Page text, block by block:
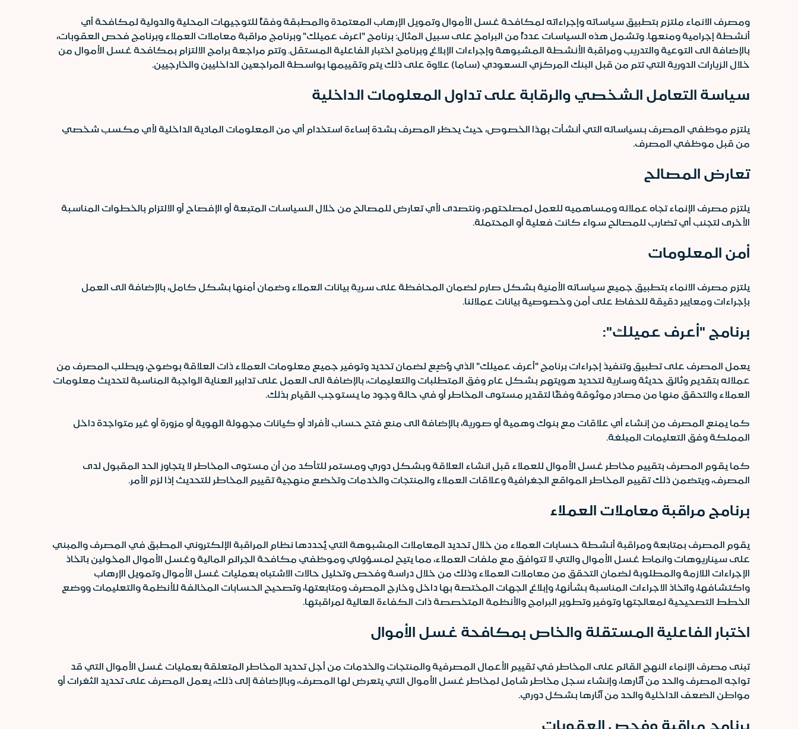
ومصرف الانماء ملتزم بتطبيق سياساته وإجراءاته لمكافحة غسل الأموال وتمويل الإرهاب المعتمدة والمطبقة وفقاً للتوجيهات المحلية والدولية لمكافحة أي
أنشطة إجرامية ومنعها. وتشمل هذه السياسات عدداً من البرامج على سبيل المثال: برنامج "اعرف عميلك" وبرنامج مراقبة معاملات العملاء وبرنامج فحص العقوبات،
بالإضافة الى التوعية والتدريب ومراقبة الأنشطة المشبوهة وإجراءات الإبلاغ وبرنامج اختبار الفاعلية المستقل. وتتم مراجعة برامج الالتزام بمكافحة غسل الأموال من
خلال الزيارات الدورية التي تتم من قبل البنك المركزي السعودي (ساما) علاوة على ذلك يتم وتقييمها بواسطة المراجعين الداخليين والخارجيين.
سياسة التعامل الشخصي والرقابة على تداول المعلومات الداخلية
يلتزم موظفي المصرف بسياساته التي أنشأت بهذا الخصوص، حيث يحظر المصرف بشدة إساءة استخدام أي من المعلومات المادية الداخلية لأي مكسب شخصي
من قبل موظفي المصرف.
تعارض المصالح
يلتزم مصرف الإنماء تجاه عملائه ومساهميه للعمل لمصلحتهم، ونتصدى لأي تعارض للمصالح من خلال السياسات المتبعة أو الإفصاح أو الالتزام بالخطوات المناسبة
الأخرى لتجنب أي تضارب للمصالح سواء كانت فعلية أو المحتملة.
أمن المعلومات
يلتزم مصرف الانماء بتطبيق جميع سياساته الأمنية بشكل صارم لضمان المحافظة على سرية بيانات العملاء وضمان أمنها بشكل كامل، بالإضافة الى العمل
بإجراءات ومعايير دقيقة للحفاظ على أمن وخصوصية بيانات عملائنا.
برنامج "أعرف عميلك":
يعمل المصرف على تطبيق وتنفيذ إجراءات برنامج "أعرف عميلك" الذي وُضِع لضمان تحديد وتوفير جميع معلومات العملاء ذات العلاقة بوضوح، ويطلب المصرف من
عملائه بتقديم وثائق حديثة وسارية لتحديد هويتهم بشكل عام وفق المتطلبات والتعليمات، بالإضافة الى العمل على تدابير العناية الواجبة المناسبة لتحديث معلومات
العملاء والتحقق منها من مصادر موثوقة وفقًا لتقدير مستوى المخاطر أو في حالة وجود ما يستوجب القيام بذلك.
كما يمنع المصرف من إنشاء أي علاقات مع بنوك وهمية أو صورية، بالإضافة الى منع فتح حساب لأفراد أو كيانات مجهولة الهوية أو مزورة أو غير متواجدة داخل
المملكة وفق التعليمات المبلغة.
كما يقوم المصرف بتقييم مخاطر غسل الأموال للعملاء قبل انشاء العلاقة وبشكل دوري ومستمر للتأكد من أن مستوى المخاطر لا يتجاوز الحد المقبول لدى
المصرف، ويتضمن ذلك تقييم المخاطر المواقع الجغرافية وعلاقات العملاء والمنتجات والخدمات وتخضع منهجية تقييم المخاطر للتحديث إذا لزم الأمر.
برنامج مراقبة معاملات العملاء
يقوم المصرف بمتابعة ومراقبة أنشطة حسابات العملاء من خلال تحديد المعاملات المشبوهة التي يُحددها نظام المراقبة الإلكتروني المطبق في المصرف والمبني
على سيناريوهات وانماط غسل الأموال والتي لا تتوافق مع ملفات العملاء، مما يتيح لمسؤولي وموظفي مكافحة الجرائم المالية وغسل الأموال المخولين باتخاذ
الإجراءات اللازمة والمطلوبة لضمان التحقق من معاملات العملاء وذلك من خلال دراسة وفحص وتحليل حالات الاشتباه بعمليات غسل الأموال وتمويل الإرهاب
واكتشافها، واتخاذ الاجراءات المناسبة بشأنها، وإبلاغ الجهات المختصة بها داخل وخارج المصرف ومتابعتها، وتصحيح الحسابات المخالفة للأنظمة والتعليمات ووضع
الخطط التصحيحية لمعالجتها وتوفير وتطوير البرامج والأنظمة المتخصصة ذات الكفاءة العالية لمراقبتها.
اختبار الفاعلية المستقلة والخاص بمكافحة غسل الأموال
تبنى مصرف الإنماء النهج القائم على المخاطر في تقييم الأعمال المصرفية والمنتجات والخدمات من أجل تحديد المخاطر المتعلقة بعمليات غسل الأموال التي قد
تواجه المصرف والحد من آثارها، وإنشاء سجل مخاطر شامل لمخاطر غسل الأموال التي يتعرض لها المصرف، وبالإضافة إلى ذلك، يعمل المصرف على تحديد الثغرات أو
مواطن الضعف الداخلية والحد من آثارها بشكل دوري.
برنامج مراقبة وفحص العقوبات